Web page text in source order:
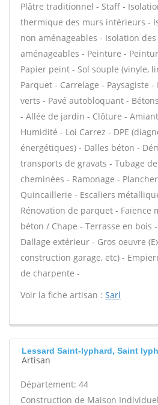
Plâtre traditionnel - Staff -
thermique des murs intérieurs -
non aménageables - Isolation
aménageables - Peinture -
Papier peint - Sol souple (vinyle,
Parquet - Carrelage - Paysagiste
verts - Pavé autobloquant -
- Allée de jardin - Clôture -
Humidité - Loi Carrez - DPE
énergétiques) - Dalles béton -
transports de gravats - Tubage
cheminées - Ramonage -
Quincaillerie - Escaliers
Rénovation de parquet - Faïence
béton / Chape - Terrasse en bois
Dallage extérieur - Gros oeuvre
construction garage, etc) -
de charpente -
Voir la fiche artisan : Sarl
Lessard Saint-lyphard, Saint
Artisan
Département: 44
Construction de Maison